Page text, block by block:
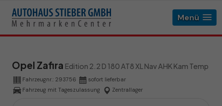
Menü
Opel Zafira Edition 2.2 D 180 AT8 XL Nav AHK Kam Temp
Fahrzeugnr.: 293756
sofort lieferbar
Fahrzeug mit Tageszulassung
Zentrallager